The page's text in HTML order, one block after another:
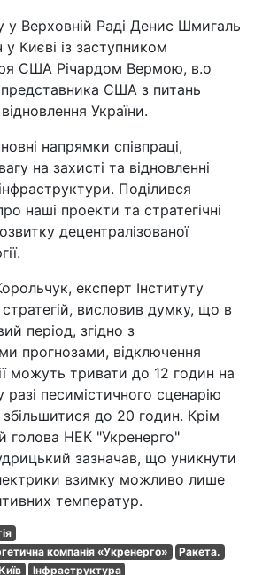
у Верховній Раді Денис Шмигаль
у Києві із заступником
США Річардом Вермою, в.о
представника США з питань
України.
напрямки співпраці,
на захисті та відновленні
Поділився
наші проекти та стратегічні
децентралізованої
експерт Інституту
висловив думку, що в
період, згідно з
прогнозами, відключення
можуть тривати до 12 годин на
разі песимістичного сценарію
до 20 годин. Крім
голова НЕК "Укренерго"
зазначав, що уникнути
взимку можливо лише
температур.
компанія «Укренерго»
Ракета.
Інфраструктура